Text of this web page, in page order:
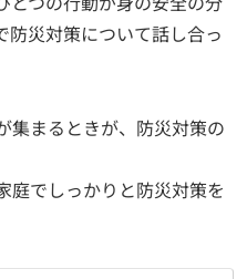
防災対策について話し合っ
集まるときが、防災対策の
庭でしっかりと防災対策を